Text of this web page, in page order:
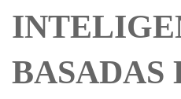
BASADAS